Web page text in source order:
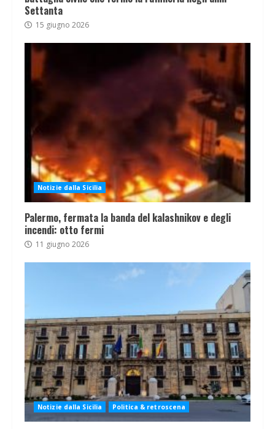
Settanta
15 giugno 2026
Notizie dalla Sicilia
Palermo, fermata la banda del kalashnikov e degli
incendi: otto fermi
11 giugno 2026
Notizie dalla Sicilia Politica & retroscena